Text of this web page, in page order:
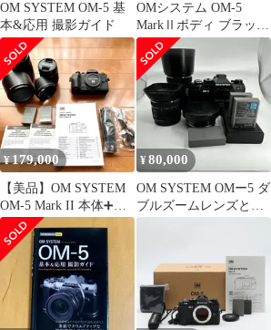
OM SYSTEM OM-5 基
本&応用 撮影ガイド
OMシステム OM-5
MarkⅡボディ ブラック
26年7月購入 保証書あ
り
¥179,000
【美品】OM SYSTEM
OM-5 Mark II 本体➕レ
ンズ2個
¥80,000
OM SYSTEM OMー5 ダ
ブルズームレンズとワ
イコンセット